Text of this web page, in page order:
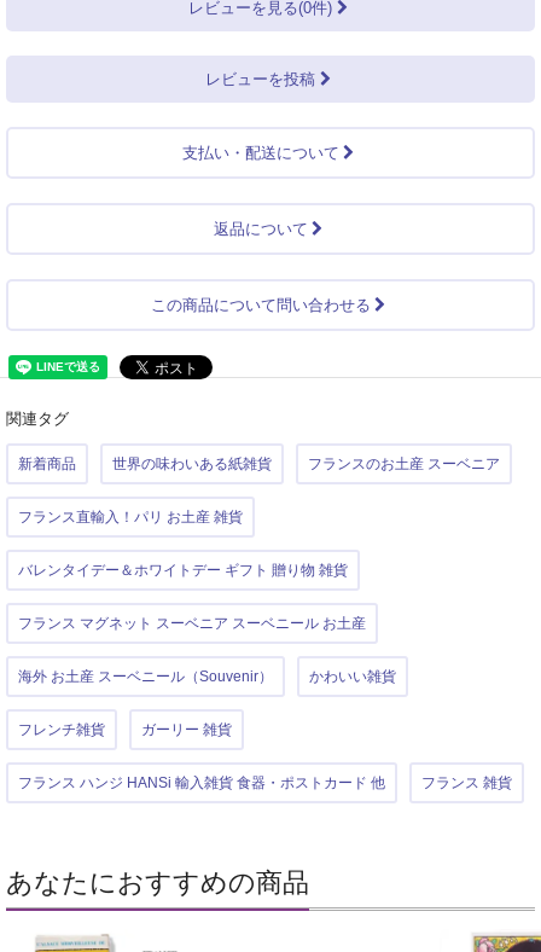
レビューを見る(0件)
レビューを投稿
支払い・配送について
返品について
この商品について問い合わせる
関連タグ
新着商品 世界の味わいある紙雑貨 フランスのお土産 スーベニア
フランス直輸入！パリ お土産 雑貨
バレンタイデー＆ホワイトデー ギフト 贈り物 雑貨
フランス マグネット スーベニア スーベニール お土産
海外 お土産 スーベニール（Souvenir） かわいい雑貨
フレンチ雑貨 ガーリー 雑貨
フランス ハンジ HANSi 輸入雑貨 食器・ポストカード 他 フランス 雑貨
あなたにおすすめの商品